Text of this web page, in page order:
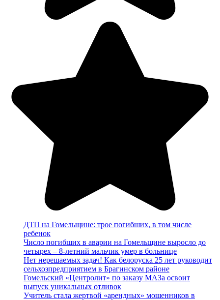
ДТП на Гомельщине: трое погибших, в том числе
ребенок
Число погибших в аварии на Гомельщине выросло до
четырех – 8-летний мальчик умер в больнице
Нет нерешаемых задач! Как белоруска 25 лет руководит
сельхозпредприятием в Брагинском районе
Гомельский «Центролит» по заказу МАЗа освоит
выпуск уникальных отливок
Учитель стала жертвой «арендных» мошенников в